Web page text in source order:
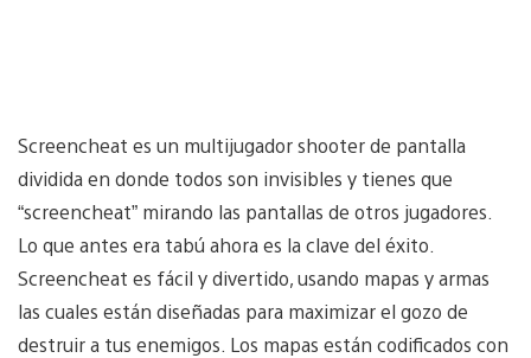
Screencheat es un multijugador shooter de pantalla
dividida en donde todos son invisibles y tienes que
“screencheat” mirando las pantallas de otros jugadores.
Lo que antes era tabú ahora es la clave del éxito.
Screencheat es fácil y divertido, usando mapas y armas
las cuales están diseñadas para maximizar el gozo de
destruir a tus enemigos. Los mapas están codificados con